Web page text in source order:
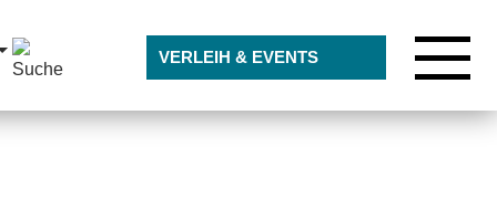
9515519 VERLEIH & EVENTS